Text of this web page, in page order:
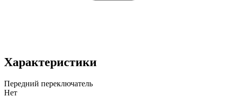
Характеристики
Передний переключатель
Нет